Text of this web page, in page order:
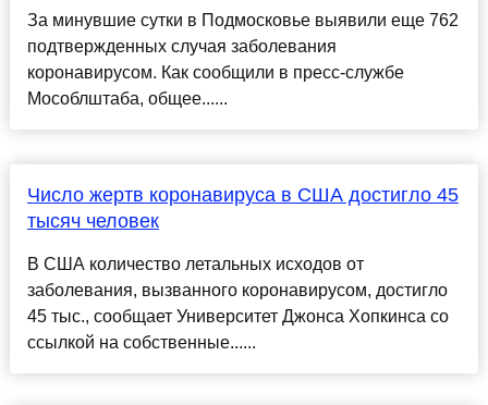
За минувшие сутки в Подмосковье выявили еще 762
подтвержденных случая заболевания
коронавирусом. Как сообщили в пресс-службе
Мособлштаба, общее......
Число жертв коронавируса в США достигло 45
тысяч человек
В США количество летальных исходов от
заболевания, вызванного коронавирусом, достигло
45 тыс., сообщает Университет Джонса Хопкинса со
ссылкой на собственные......